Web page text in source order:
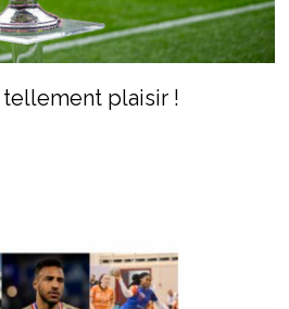
tellement plaisir !